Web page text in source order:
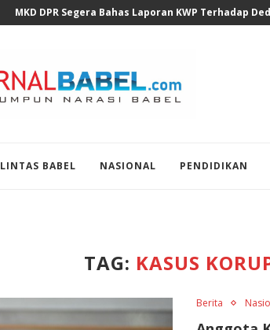
Hadiri Pemanggilan Ditjen Pajak Soal Podcast Prof
LINTAS BABEL NASIONAL PENDIDIKAN
TAG: KASUS
Berita